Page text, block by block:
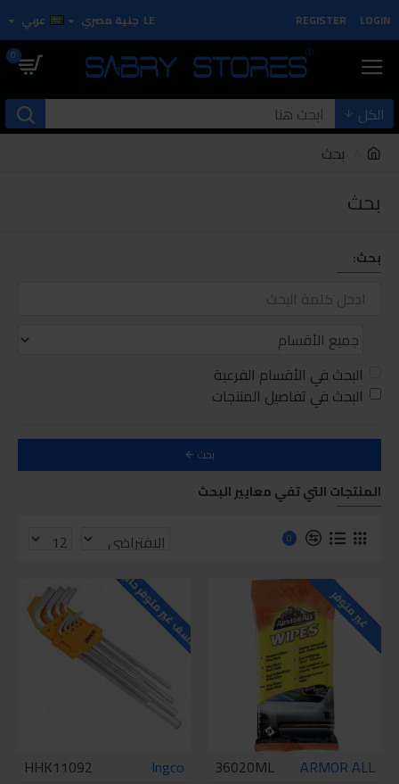
LOGIN
REGISTER
LE جنية مصري عربي
0
الكل
بحث
بحث
بحث:
البحث في الأقسام الفرعية
البحث في تفاصيل المنتجات
بحث
المنتجات التي تفي معايير البحث
0
غير متوفر
ARMOR ALL
36020ML
للاسف غير متوفر حاليا
Ingco
HHK11092